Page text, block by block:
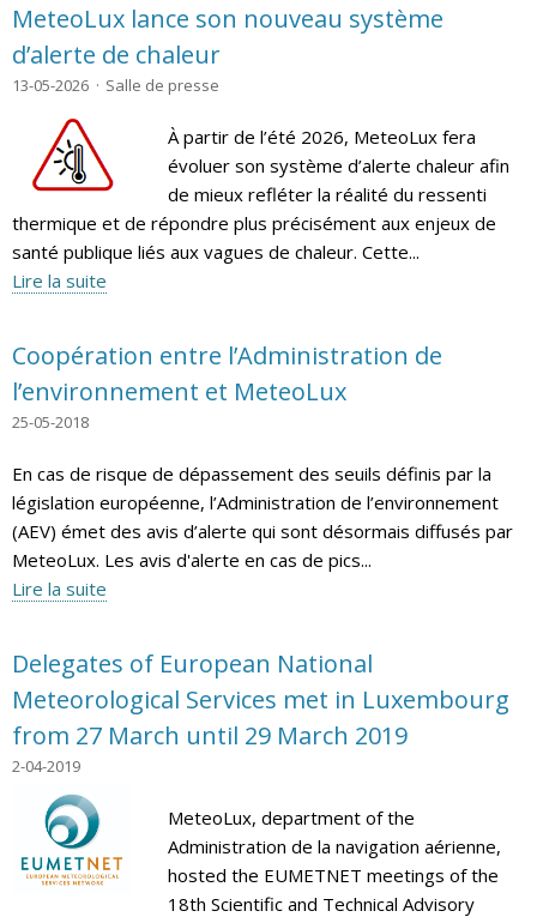
MeteoLux lance son nouveau système
d’alerte de chaleur
13-05-2026 Salle de presse
À partir de l’été 2026, MeteoLux fera
évoluer son système d’alerte chaleur afin
de mieux refléter la réalité du ressenti
thermique et de répondre plus précisément aux enjeux de
santé publique liés aux vagues de chaleur. Cette...
Lire la suite
Coopération entre l’Administration de
l’environnement et MeteoLux
25-05-2018
En cas de risque de dépassement des seuils définis par la
législation européenne, l’Administration de l’environnement
(AEV) émet des avis d’alerte qui sont désormais diffusés par
MeteoLux. Les avis d'alerte en cas de pics...
Lire la suite
Delegates of European National
Meteorological Services met in Luxembourg
from 27 March until 29 March 2019
2-04-2019
MeteoLux, department of the
Administration de la navigation aérienne,
hosted the EUMETNET meetings of the
18th Scientific and Technical Advisory